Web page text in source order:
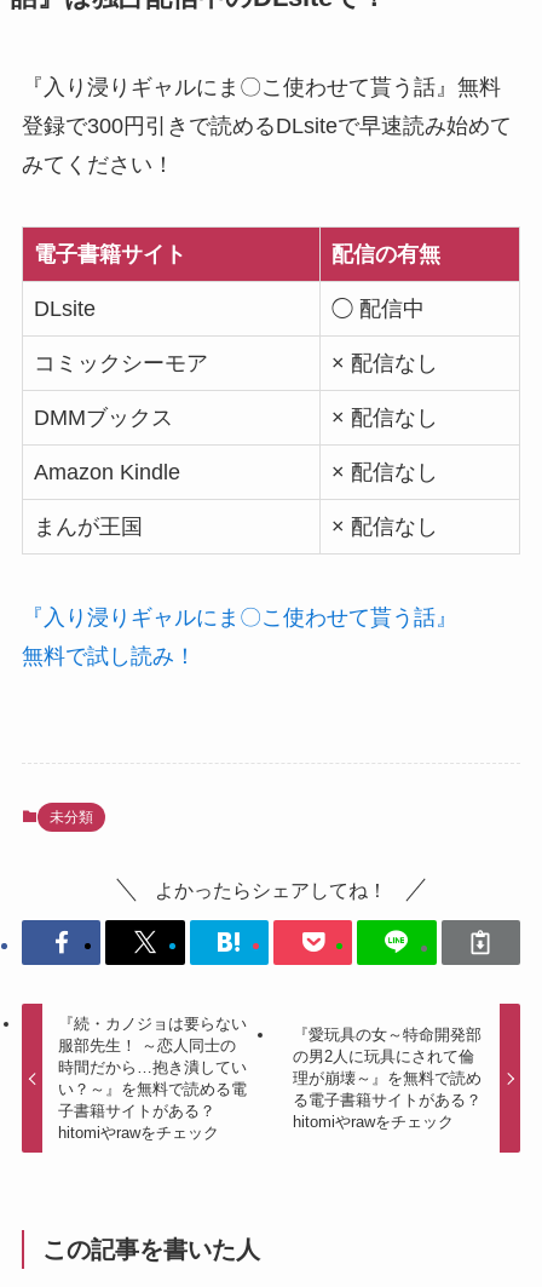
『入り浸りギャルにま〇こ使わせて貰う話』無料
登録で300円引きで読めるDLsiteで早速読み始めて
みてください！
電子書籍サイト 配信の有無
DLsite ◯ 配信中
コミックシーモア × 配信なし
DMMブックス × 配信なし
Amazon Kindle × 配信なし
まんが王国 × 配信なし
『入り浸りギャルにま〇こ使わせて貰う話』
無料で試し読み！
未分類
よかったらシェアしてね！
『続・カノジョは要らない
服部先生！ ～恋人同士の
時間だから…抱き潰してい
い？～』を無料で読める電
子書籍サイトがある？
hitomiやrawをチェック
『愛玩具の女～特命開発部
の男2人に玩具にされて倫
理が崩壊～』を無料で読め
る電子書籍サイトがある？
hitomiやrawをチェック
この記事を書いた人